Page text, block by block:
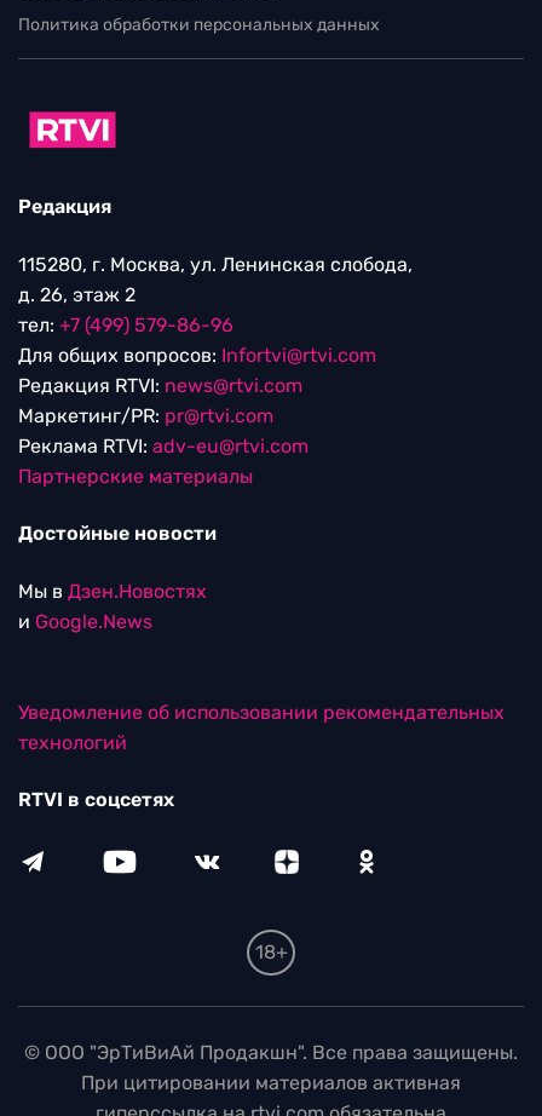
Политика обработки персональных данных
Редакция
115280, г. Москва, ул. Ленинская слобода,
д. 26, этаж 2
тел: +7 (499) 579-86-96
Для общих вопросов: Infortvi@rtvi.com
Редакция RTVI: news@rtvi.com
Маркетинг/PR: pr@rtvi.com
Реклама RTVI: adv-eu@rtvi.com
Партнерские материалы
Достойные новости
Мы в Дзен.Новостях
и Google.News
Уведомление об использовании рекомендательных
технологий
RTVI в соцсетях
18+
© ООО "ЭрТиВиАй Продакшн". Все права защищены.
При цитировании материалов активная